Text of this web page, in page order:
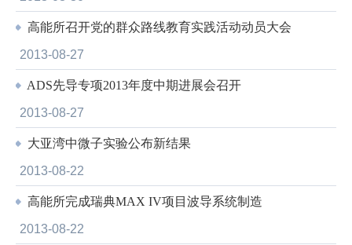
高能所召开党的群众路线教育实践活动动员大会
2013-08-27
ADS先导专项2013年度中期进展会召开
2013-08-27
大亚湾中微子实验公布新结果
2013-08-22
高能所完成瑞典MAX IV项目波导系统制造
2013-08-22